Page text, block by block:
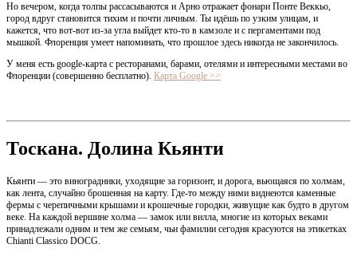
Но вечером, когда толпы рассасываются и Арно отражает фонари Понте Веккьо,
город вдруг становится тихим и почти личным. Ты идёшь по узким улицам, и
кажется, что вот-вот из-за угла выйдет кто-то в камзоле и с пергаментами под
мышкой. Флоренция умеет напоминать, что прошлое здесь никогда не закончилось.
У меня есть google-карта с ресторанами, барами, отелями и интересными местами во
Флоренции (совершенно бесплатно). Карта Google >>
Тоскана. Долина Кьянти
Кьянти — это виноградники, уходящие за горизонт, и дорога, вьющаяся по холмам,
как лента, случайно брошенная на карту. Где-то между ними виднеются каменные
фермы с черепичными крышами и крошечные городки, живущие как будто в другом
веке. На каждой вершине холма — замок или вилла, многие из которых веками
принадлежали одним и тем же семьям, чьи фамилии сегодня красуются на этикетках
Chianti Classico DOCG.